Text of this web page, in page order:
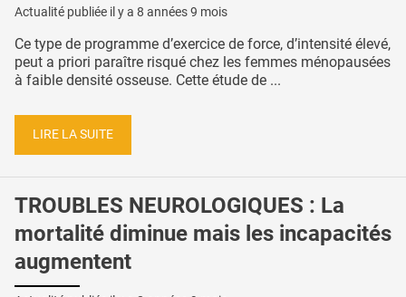
Actualité publiée il y a 8 années 9 mois
Ce type de programme d’exercice de force, d’intensité élevé,
peut a priori paraître risqué chez les femmes ménopausées
à faible densité osseuse. Cette étude de ...
LIRE LA SUITE
TROUBLES NEUROLOGIQUES : La
mortalité diminue mais les incapacités
augmentent